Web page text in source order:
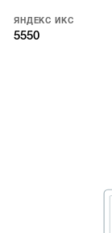
ЯНДЕКС ИКС
5550